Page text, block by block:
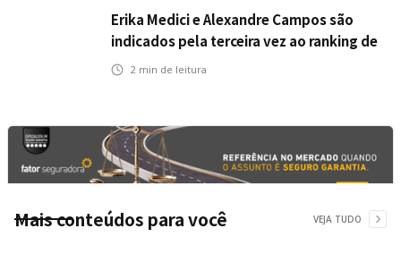
Erika Medici e Alexandre Campos são
indicados pela terceira vez ao ranking de
CEOs e RHs Mais Admirados
2 min de leitura
Mais conteúdos para você VEJA TUDO